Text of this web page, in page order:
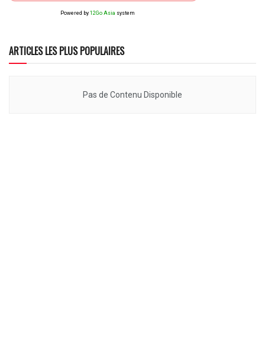
Powered by 12Go Asia system
ARTICLES LES PLUS POPULAIRES
Pas de Contenu Disponible